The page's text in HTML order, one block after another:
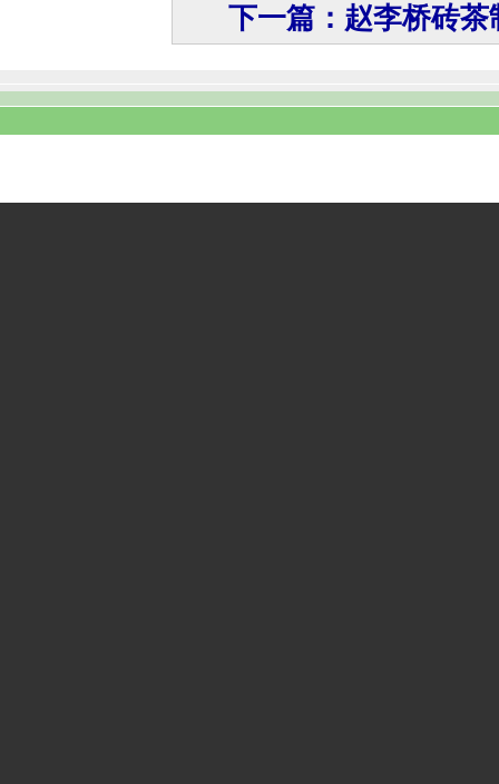
下一篇：赵李桥砖茶